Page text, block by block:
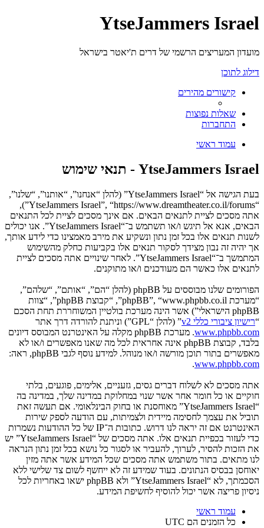
YtseJammers Israel
מועדון המעריצים הרשמי של דרים ת'יאטר בישראל
דילוג לתוכן
קישורים מהירים
שאלות נפוצות
התחברות
עמוד ראשי
YtseJammers Israel - תנאי שימוש
בעת הגישה אל “YtseJammers Israel” (להלן “אנחנו”, “אותנו”, “שלנו”,
“YtseJammers Israel”, “https://www.dreamtheater.co.il/forums”),
אתה מסכים לציית לתנאים הבאים. אם אינך מסכים לציית לכל התנאים
הבאים, אנא אל תיגש ו/או תשתמש ב־“YtseJammers Israel”. אנו יכולים
לשנות תנאים אלו בכל זמן נתון ונשקיע את מירב מאמצינו כדי לידע אותך,
אך יהיה זה נבון מצידך לסקור תנאים אלו בקביעות כחלק מהשימוש
המתמשך ב־“YtseJammers Israel”. לאחר שינויים אתה מסכים לציית
לתנאים אלו כאשר הם מעודכנים ו/או מתוקנים.
הפורומים שלנו מבוססים על phpBB (להלן “הם”, “אותם”, “שלהם”,
“מערכת phpBB”, “www.phpbb.co.il”, “קבוצת phpBB”, “צוות
phpBB הישראלי”) אשר הינה מערכת בולטיין המשוחררת תחת הסכם
“רישיון ציבורי כללי v2
” (להלן “GPL”) וניתנת להורדה דרך אתר
www.phpbb.com
. מערכת phpBB מקלה על האינטרנט המבוסס דיונים
בלבד, קבוצת phpBB אינה אחראית לכל מה שאנו מאפשרים ו/או לא
מאפשרים בתור תוכן מורשה ו/או מנוהל. למידע נוסף לגבי phpBB, ראה:
www.phpbb.com
.
אתה מסכים לא לשלוח דברים גסים, גזעניים, אלימים, פוגעים, בלתי
חוקיים או כל חומר אחר אשר שנוי במחלוקת במדינה שלך, במדינה בה
“YtseJammers Israel” מאוחסנת או בחוק הבינלאומי. אם תעשה זאת
תוביל את עצמך לחסימה מיידית ולצמיתות, עם הודעה לספק שירות
האינטרנט אם זה יראה לנו דרוש. כתובות ה־IP של כל ההודעות נשמרות
כדי לעזור בכפיית תנאים אלו. אתה מסכים של “YtseJammers Israel” יש
את הזכות להסיר, לערוך, להעביר או לסגור כל נושא בכל זמן נתון הנראה
לנו מתאים. בתור משתמש אתה מסכים שכל המידע אשר אתה מזין
יאוחסן בבסיס הנתונים. בעוד שמידע זה לא ייחשף לשום צד שלישי ללא
הסכמתך, לא “YtseJammers Israel” ולא phpBB ישאו באחריות לכל
ניסיון פריצה אשר יכול להוסיף לחשיפת המידע.
עמוד ראשי
כל הזמנים הם UTC